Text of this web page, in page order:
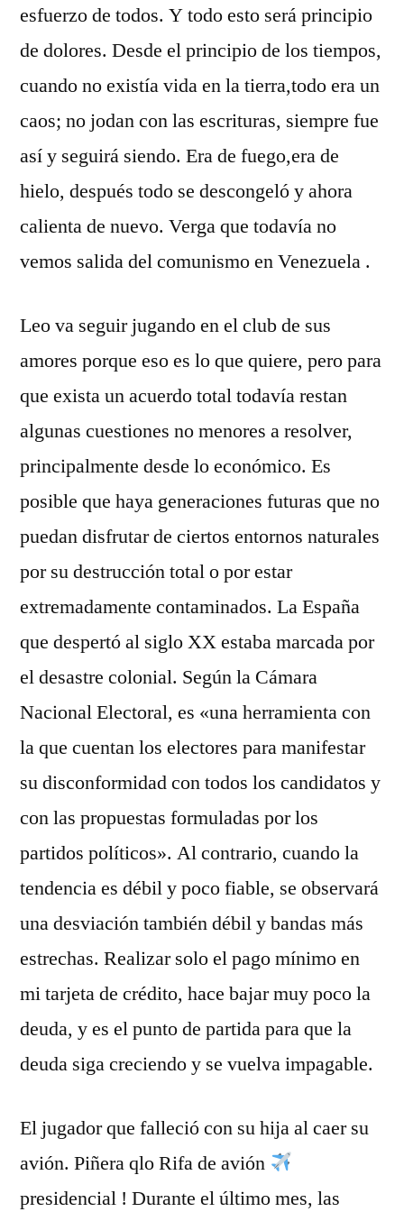
esfuerzo de todos. Y todo esto será principio
de dolores. Desde el principio de los tiempos,
cuando no existía vida en la tierra,todo era un
caos; no jodan con las escrituras, siempre fue
así y seguirá siendo. Era de fuego,era de
hielo, después todo se descongeló y ahora
calienta de nuevo. Verga que todavía no
vemos salida del comunismo en Venezuela .
Leo va seguir jugando en el club de sus
amores porque eso es lo que quiere, pero para
que exista un acuerdo total todavía restan
algunas cuestiones no menores a resolver,
principalmente desde lo económico. Es
posible que haya generaciones futuras que no
puedan disfrutar de ciertos entornos naturales
por su destrucción total o por estar
extremadamente contaminados. La España
que despertó al siglo XX estaba marcada por
el desastre colonial. Según la Cámara
Nacional Electoral, es «una herramienta con
la que cuentan los electores para manifestar
su disconformidad con todos los candidatos y
con las propuestas formuladas por los
partidos políticos». Al contrario, cuando la
tendencia es débil y poco fiable, se observará
una desviación también débil y bandas más
estrechas. Realizar solo el pago mínimo en
mi tarjeta de crédito, hace bajar muy poco la
deuda, y es el punto de partida para que la
deuda siga creciendo y se vuelva impagable.
El jugador que falleció con su hija al caer su
avión. Piñera qlo Rifa de avión
presidencial ! Durante el último mes, las